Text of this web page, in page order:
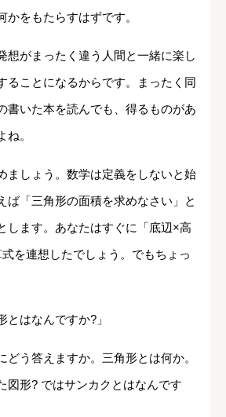
かをもたらすはずです。
想がまったく違う人間と一緒に楽し
ることになるからです。まったく同
書いた本を読んでも、得るものがあ
ね。
ましょう。数学は定義をしないと始
ば「三角形の面積を求めなさい」と
します。あなたはすぐに「底辺×高
を連想したでしょう。でもちょっ
とはなんですか?」
どう答えますか。三角形とは何か。
図形? ではサンカクとはなんです